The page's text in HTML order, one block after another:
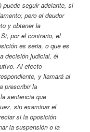
seguir adelante, si
pero el deudor
y obtener la
por el contrario, el
es seria, o que es
decisión judicial, él
Al efecto
y llamará al
prescribir la
sentencia que
sin examinar el
si la oposición
la suspensión o la